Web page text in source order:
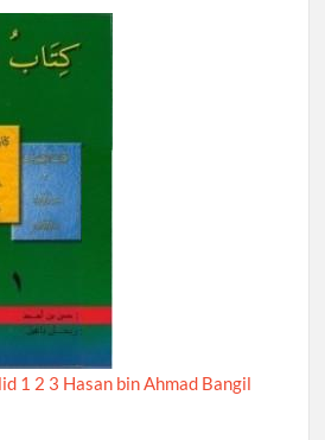
1 2 3 Hasan bin Ahmad Bangil